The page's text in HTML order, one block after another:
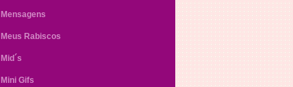
Mensagens
Meus Rabiscos
Mid´s
Mini Gifs